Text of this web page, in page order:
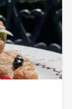
$55.00 -
por